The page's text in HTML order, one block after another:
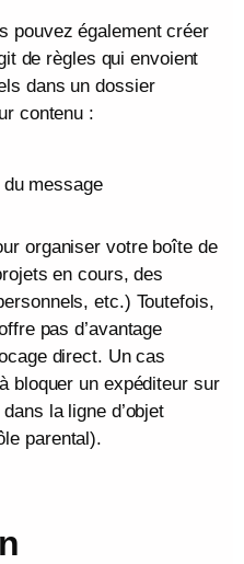
pouvez également créer
de règles qui envoient
dans un dossier
contenu :
message
organiser votre boîte de
en cours, des
etc.) Toutefois,
pas d’avantage
direct. Un cas
bloquer un expéditeur sur
la ligne d’objet
parental).